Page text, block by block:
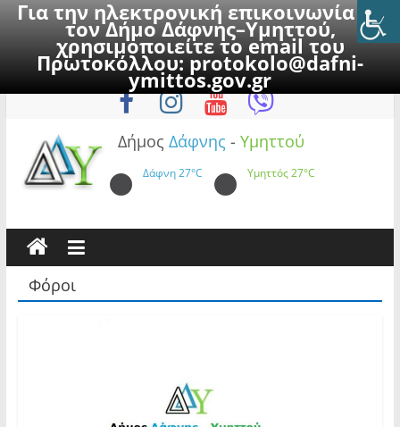
Για την ηλεκτρονική επικοινωνία με
τον Δήμο Δάφνης–Υμηττού,
χρησιμοποιείτε το email του
Πρωτοκόλλου:protokolo@dafni-
ymittos.gov.gr
to
Παρασκευή, 7 Αυγούστου 2026
Δήμος Δάφνης - Υμηττού
Δάφνη27°C Υμηττός27°C
Φόροι